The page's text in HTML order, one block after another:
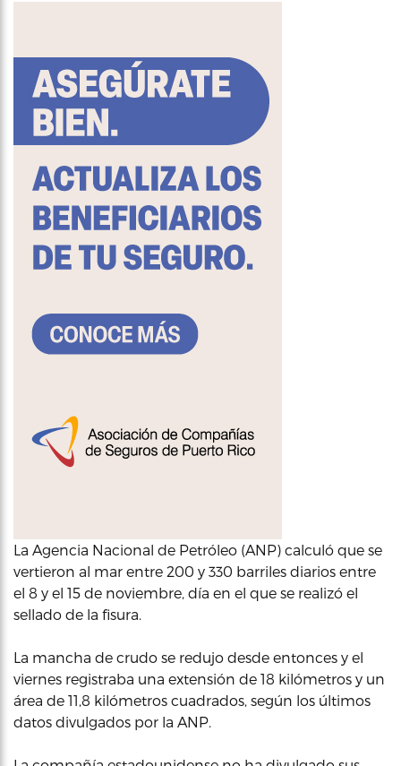
La Agencia Nacional de Petróleo (ANP) calculó que se
vertieron al mar entre 200 y 330 barriles diarios entre
el 8 y el 15 de noviembre, día en el que se realizó el
sellado de la fisura.
La mancha de crudo se redujo desde entonces y el
viernes registraba una extensión de 18 kilómetros y un
área de 11,8 kilómetros cuadrados, según los últimos
datos divulgados por la ANP.